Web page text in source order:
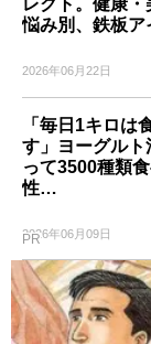
レクト。健康・
悩み別、鉄板
2026年06月22日
「毎日1キロは
す」ヨーグルト
って3500種類
性…
2026年06月09日
PR